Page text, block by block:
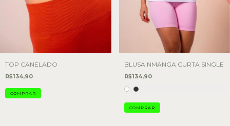
TOP CANELADO
R$134,90
COMPRAR
BLUSA NMANGA CURTA SINGLE
R$134,90
COMPRAR